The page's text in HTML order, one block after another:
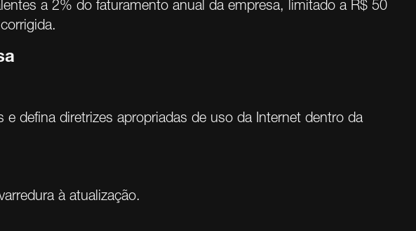
a 2% do faturamento anual da empresa, limitado a R$ 50
defina diretrizes apropriadas de uso da Internet dentro da
à atualização.